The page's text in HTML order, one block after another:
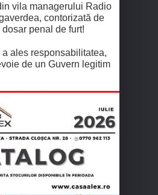
vila managerului Radio
contorizată de
penal de furt!
ales responsabilitatea,
de un Guvern legitim